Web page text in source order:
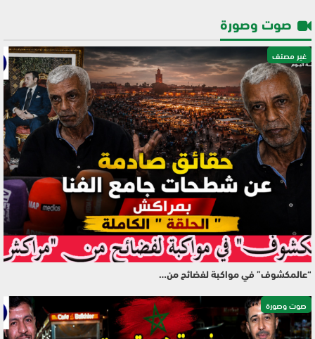
صوت وصورة
غير مصنف
“عالمكشوف” في مواكبة لفضائح من…
صوت وصورة